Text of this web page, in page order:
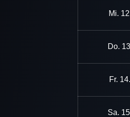
Mi.
Do.
Fr.
Sa.